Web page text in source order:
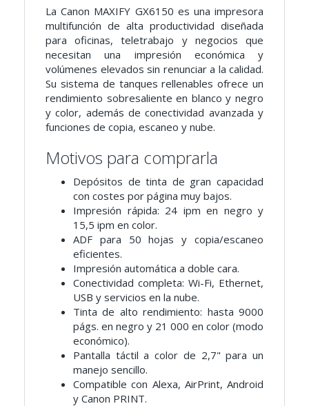
La Canon MAXIFY GX6150 es una impresora
multifunción de alta productividad diseñada
para oficinas, teletrabajo y negocios que
necesitan una impresión económica y
volúmenes elevados sin renunciar a la calidad.
Su sistema de tanques rellenables ofrece un
rendimiento sobresaliente en blanco y negro
y color, además de conectividad avanzada y
funciones de copia, escaneo y nube.
Motivos para comprarla
Depósitos de tinta de gran capacidad
con costes por página muy bajos.
Impresión rápida: 24 ipm en negro y
15,5 ipm en color.
ADF para 50 hojas y copia/escaneo
eficientes.
Impresión automática a doble cara.
Conectividad completa: Wi-Fi, Ethernet,
USB y servicios en la nube.
Tinta de alto rendimiento: hasta 9000
págs. en negro y 21 000 en color (modo
económico).
Pantalla táctil a color de 2,7" para un
manejo sencillo.
Compatible con Alexa, AirPrint, Android
y Canon PRINT.